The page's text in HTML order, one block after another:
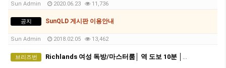
Sun Admin 2020.06.23 11,736
공지 SunQLD 게시판 이용안내
Sun Admin 2018.02.05 13,462
브리즈번 Richlands 여성 독방/마스터룸│ 역 도보 10분 │ 에어컨 │ 모든 빌 포함 │ 단기-약3개월 거주 가능